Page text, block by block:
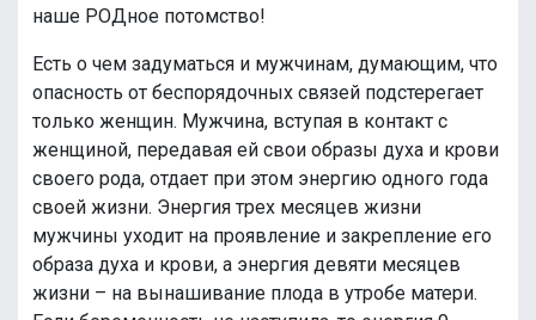
наше РОДное потомство!
Есть о чем задуматься и мужчинам, думающим, что
опасность от беспорядочных связей подстерегает
только женщин. Мужчина, вступая в контакт с
женщиной, передавая ей свои образы духа и крови
своего рода, отдает при этом энергию одного года
своей жизни. Энергия трех месяцев жизни
мужчины уходит на проявление и закрепление его
образа духа и крови, а энергия девяти месяцев
жизни – на вынашивание плода в утробе матери.